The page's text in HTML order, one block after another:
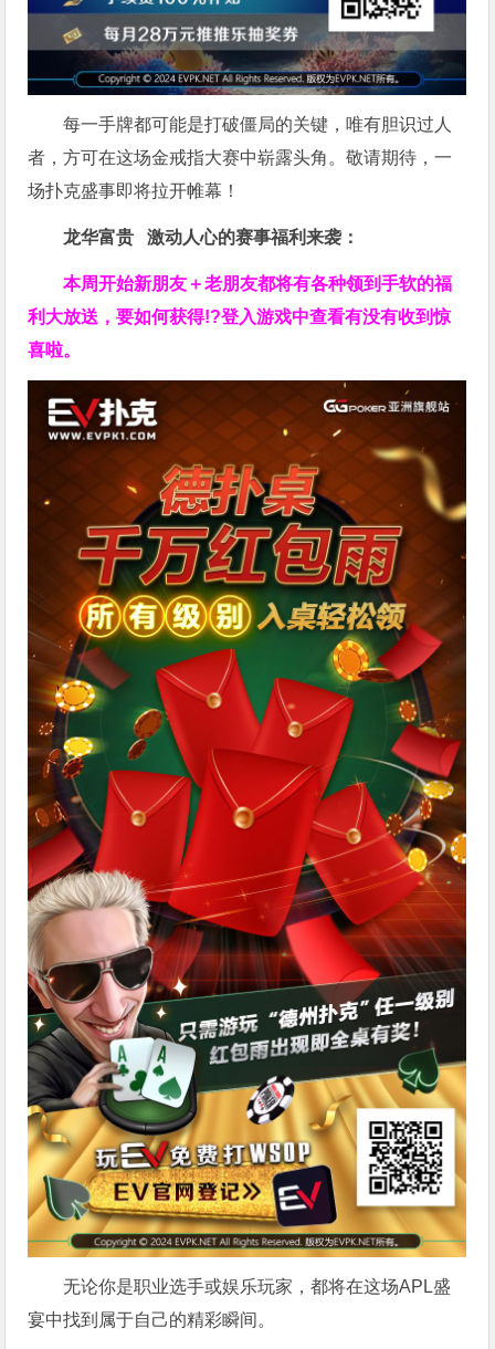
每一手牌都可能是打破僵局的关键，唯有胆识过人
者，方可在这场金戒指大赛中崭露头角。敬请期待，一
场扑克盛事即将拉开帷幕！
龙华富贵 激动人心的赛事福利来袭：
本周开始新朋友＋老朋友都将有各种领到手软的福
利大放送，要如何获得!?登入游戏中查看有没有收到惊
喜啦。
无论你是职业选手或娱乐玩家，都将在这场APL盛
宴中找到属于自己的精彩瞬间。